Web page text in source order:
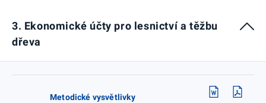
3. Ekonomické účty pro lesnictví a těžbu
dřeva
Metodické vysvětlivky